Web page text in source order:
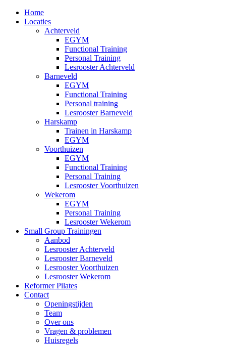
Home
Locaties
Achterveld
EGYM
Functional Training
Personal Training
Lesrooster Achterveld
Barneveld
EGYM
Functional Training
Personal training
Lesrooster Barneveld
Harskamp
Trainen in Harskamp
EGYM
Voorthuizen
EGYM
Functional Training
Personal Training
Lesrooster Voorthuizen
Wekerom
EGYM
Personal Training
Lesrooster Wekerom
Small Group Trainingen
Aanbod
Lesrooster Achterveld
Lesrooster Barneveld
Lesrooster Voorthuizen
Lesrooster Wekerom
Reformer Pilates
Contact
Openingstijden
Team
Over ons
Vragen & problemen
Huisregels